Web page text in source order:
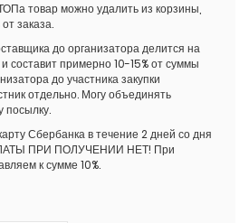
товар можно удалить из корзины,
заказа.
до организатора делится на
и составит примерно 10-15% от суммы
до участника закупки
отдельно. Могу объединять
посылку.
Сбербанка в течение 2 дней со дня
ПРИ ПОЛУЧЕНИИ НЕТ! При
к сумме 10%.